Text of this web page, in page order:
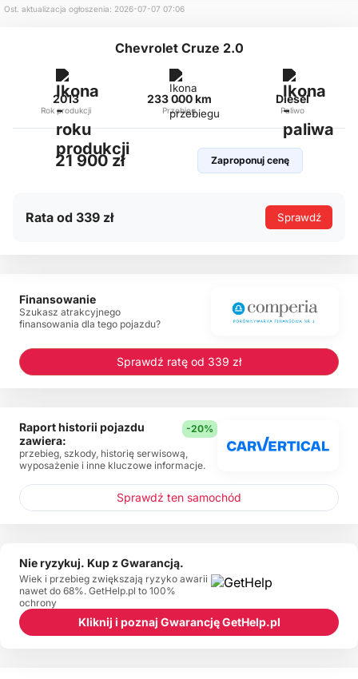
Ost. aktualizacja ogłoszenia: 2026-07-07 07:06
Chevrolet Cruze 2.0
2013
Rok produkcji
233 000 km
Przebieg
Diesel
Paliwo
21 900 zł Zaproponuj cenę
Rata od 339 zł Sprawdź
Finansowanie
Szukasz atrakcyjnego
finansowania dla tego pojazdu?
Sprawdź ratę od 339 zł
Raport historii pojazdu
zawiera:
-20%
przebieg, szkody, historię serwisową,
wyposażenie i inne kluczowe informacje.
Sprawdź ten samochód
Nie ryzykuj. Kup z Gwarancją.
Wiek i przebieg zwiększają ryzyko awarii
nawet do 68%. GetHelp.pl to 100%
ochrony
Kliknij i poznaj Gwarancję GetHelp.pl